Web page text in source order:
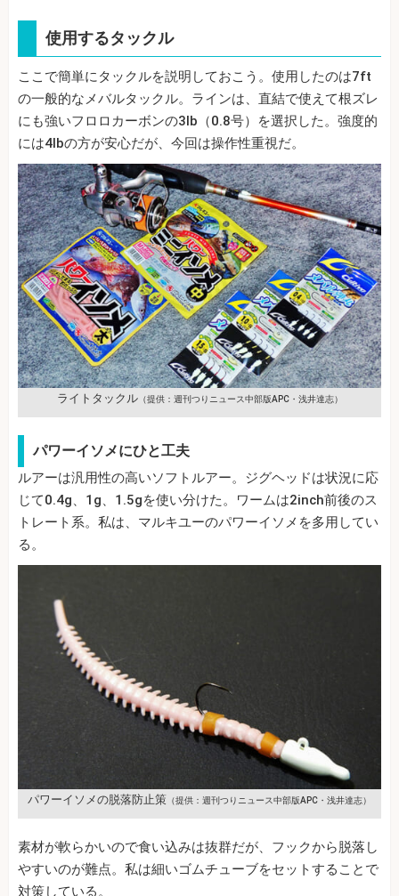
使用するタックル
ここで簡単にタックルを説明しておこう。使用したのは7ft
の一般的なメバルタックル。ラインは、直結で使えて根ズレ
にも強いフロロカーボンの3lb（0.8号）を選択した。強度的
には4lbの方が安心だが、今回は操作性重視だ。
ライトタックル（提供：週刊つりニュース中部版APC・浅井達志）
パワーイソメにひと工夫
ルアーは汎用性の高いソフトルアー。ジグヘッドは状況に応
じて0.4g、1g、1.5gを使い分けた。ワームは2inch前後のス
トレート系。私は、マルキユーのパワーイソメを多用してい
る。
パワーイソメの脱落防止策 （提供：週刊つりニュース中部版APC・浅井達志）
素材が軟らかいので食い込みは抜群だが、フックから脱落し
やすいのが難点。私は細いゴムチューブをセットすることで
対策している。